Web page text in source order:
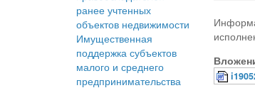
ранее учтенных
объектов недвижимости
Имущественная
поддержка субъектов
малого и среднего
предпринимательства